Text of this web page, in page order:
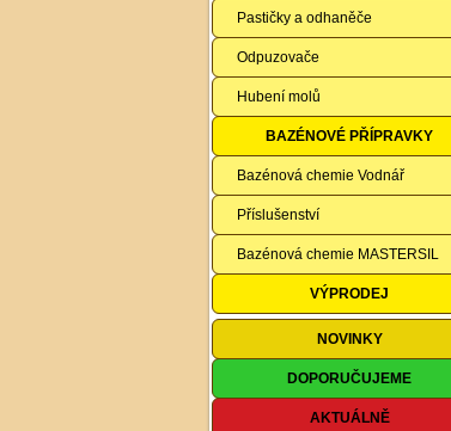
Pastičky a odhaněče
Odpuzovače
Hubení molů
BAZÉNOVÉ PŘÍPRAVKY
Bazénová chemie Vodnář
Příslušenství
Bazénová chemie MASTERSIL
VÝPRODEJ
NOVINKY
DOPORUČUJEME
AKTUÁLNĚ